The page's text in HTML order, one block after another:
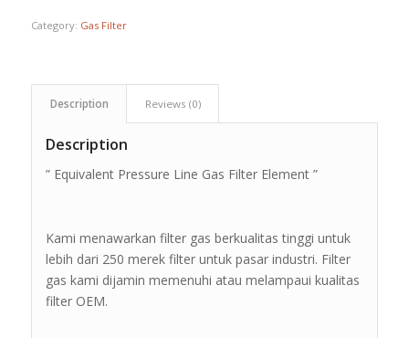
Category: Gas Filter
Description Reviews (0)
Description
” Equivalent Pressure Line Gas Filter Element ”
Kami menawarkan filter gas berkualitas tinggi untuk
lebih dari 250 merek filter untuk pasar industri. Filter
gas kami dijamin memenuhi atau melampaui kualitas
filter OEM.